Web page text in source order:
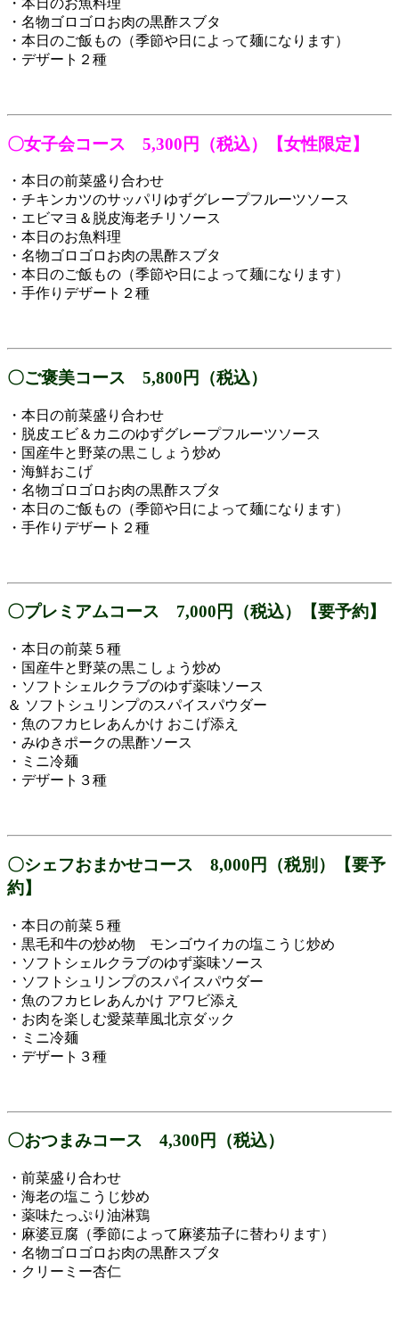
・名物ゴロゴロお肉の黒酢スブタ
・本日のご飯もの（季節や日によって麺になります）
・デザート２種
〇女子会コース 5,300円（税込）【女性限定】
・本日の前菜盛り合わせ
・チキンカツのサッパリゆずグレープフルーツソース
・エビマヨ＆脱皮海老チリソース
・本日のお魚料理
・名物ゴロゴロお肉の黒酢スブタ
・本日のご飯もの（季節や日によって麺になります）
・手作りデザート２種
〇ご褒美コース 5,800円（税込）
・本日の前菜盛り合わせ
・脱皮エビ＆カニのゆずグレープフルーツソース
・国産牛と野菜の黒こしょう炒め
・海鮮おこげ
・名物ゴロゴロお肉の黒酢スブタ
・本日のご飯もの（季節や日によって麺になります）
・手作りデザート２種
〇プレミアムコース 7,000円（税込）【要予約】
・本日の前菜５種
・国産牛と野菜の黒こしょう炒め
・ソフトシェルクラブのゆず薬味ソース
＆ ソフトシュリンプのスパイスパウダー
・魚のフカヒレあんかけ おこげ添え
・みゆきポークの黒酢ソース
・ミニ冷麺
・デザート３種
〇シェフおまかせコース 8,000円（税別）【要予
約】
・本日の前菜５種
・黒毛和牛の炒め物 モンゴウイカの塩こうじ炒め
・ソフトシェルクラブのゆず薬味ソース
・ソフトシュリンプのスパイスパウダー
・魚のフカヒレあんかけ アワビ添え
・お肉を楽しむ愛菜華風北京ダック
・ミニ冷麺
・デザート３種
〇おつまみコース 4,300円（税込）
・前菜盛り合わせ
・海老の塩こうじ炒め
・薬味たっぷり油淋鶏
・麻婆豆腐（季節によって麻婆茄子に替わります）
・名物ゴロゴロお肉の黒酢スブタ
・クリーミー杏仁